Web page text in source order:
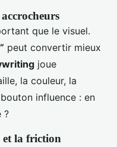
que le visuel.
peut convertir mieux
joue
la couleur, la
influence : en
?
et la friction